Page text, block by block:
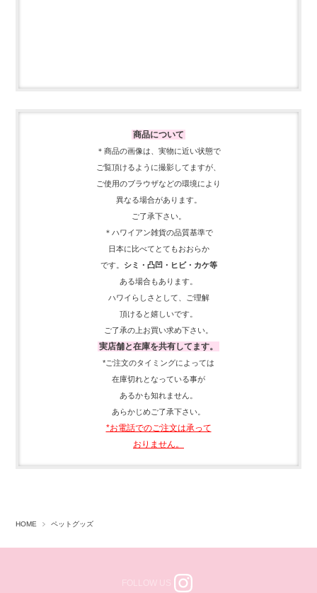
商品について
＊商品の画像は、実物に近い状態で
ご覧頂けるように撮影してますが、
ご使用のブラウザなどの環境により
異なる場合があります。
ご了承下さい。
＊ハワイアン雑貨の品質基準で
日本に比べてとてもおおらか
です。
シミ・凸凹・ヒビ・カケ等
ある場合もあります。
ハワイらしさとして、
ご理解
頂ける と嬉しいです。
ご了承の上お買い求め下さい。
実店舗と在庫を共有してます。
*ご注文のタイミングによっては
在庫切れとなっている事が
あるかも知れません。
あらかじめご了承下さい。
*お電話でのご注文は承って
おりません。
HOME ペットグッズ
FOLLOW US